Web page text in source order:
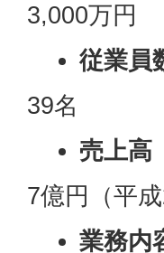
3,000万円
従業員
39名
売上高
7億円（平成
業務内